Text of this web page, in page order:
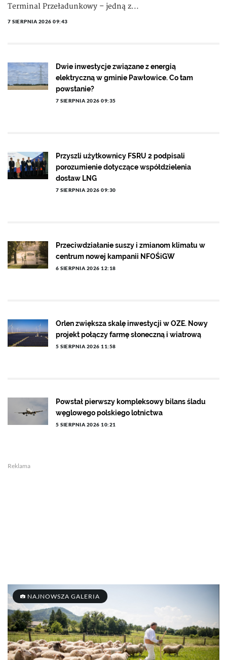
Terminal Przeładunkowy – jedną z...
7 SIERPNIA 2026 09:43
Dwie inwestycje związane z energią
elektryczną w gminie Pawłowice. Co tam
powstanie?
7 SIERPNIA 2026 09:35
Przyszli użytkownicy FSRU 2 podpisali
porozumienie dotyczące współdzielenia
dostaw LNG
7 SIERPNIA 2026 09:30
Przeciwdziałanie suszy i zmianom klimatu w
centrum nowej kampanii NFOŚiGW
6 SIERPNIA 2026 12:18
Orlen zwiększa skalę inwestycji w OZE. Nowy
projekt połączy farmę słoneczną i wiatrową
5 SIERPNIA 2026 11:58
Powstał pierwszy kompleksowy bilans śladu
węglowego polskiego lotnictwa
5 SIERPNIA 2026 10:21
Reklama
NAJNOWSZA GALERIA